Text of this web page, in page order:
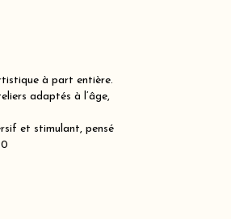
à part entière.
adaptés à l’âge,
et stimulant, pensé